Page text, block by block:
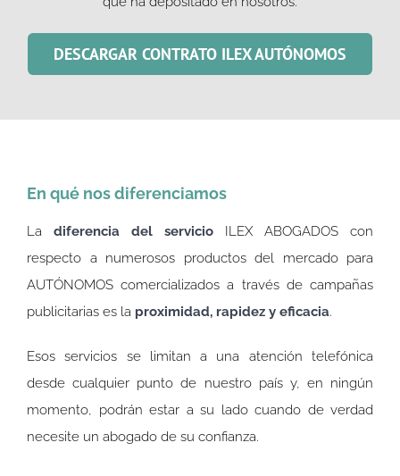
DESCARGAR CONTRATO ILEX AUTÓNOMOS
En qué nos diferenciamos
La diferencia del servicio ILEX ABOGADOS con
respecto a numerosos productos del mercado para
AUTÓNOMOS comercializados a través de campañas
publicitarias es la proximidad, rapidez y eficacia.
Esos servicios se limitan a una atención telefónica
desde cualquier punto de nuestro país y, en ningún
momento, podrán estar a su lado cuando de verdad
necesite un abogado de su confianza.